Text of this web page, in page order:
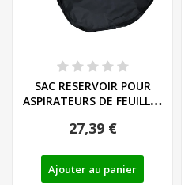
SAC RESERVOIR POUR
ASPIRATEURS DE FEUILLES
27,39 €
Ajouter au panier